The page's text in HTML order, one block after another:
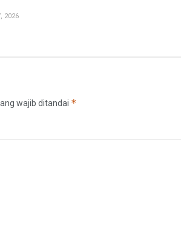
2026
wajib ditandai *